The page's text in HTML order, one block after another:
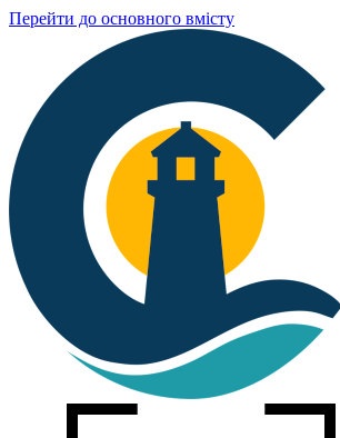
Перейти до основного вмісту